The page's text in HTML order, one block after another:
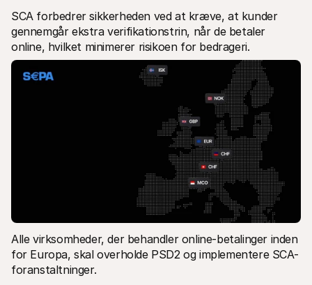
SCA forbedrer sikkerheden ved at kræve, at kunder
gennemgår ekstra verifikationstrin, når de betaler
online, hvilket minimerer risikoen for bedrageri.
Alle virksomheder, der behandler online-betalinger inden
for Europa, skal overholde PSD2 og implementere SCA-
foranstaltninger.